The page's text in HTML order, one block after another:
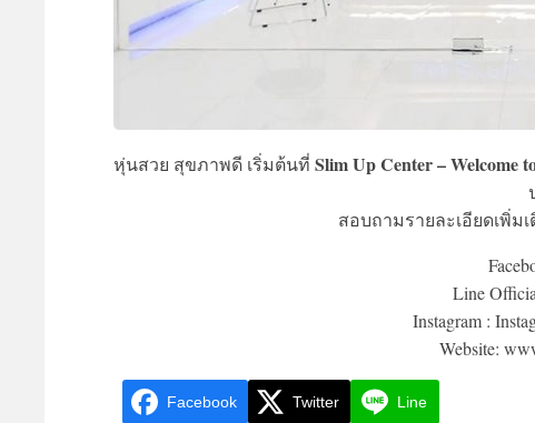
หุ่นสวย สุขภาพดี เริ่มต้นที่ Slim Up Center – Welcome
สอบถามรายละเอียดเพิ่ม
Line
Instagram :
Website:
Facebook Twitter Line